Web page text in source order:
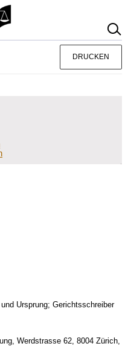
DRUCKEN
Ursprung; Gerichtsschreiber
Werdstrasse 62, 8004 Zürich,